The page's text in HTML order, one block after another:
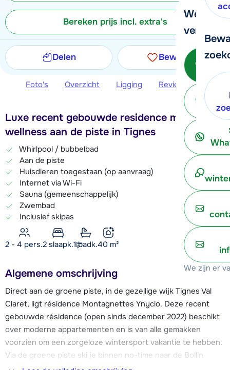
We
verder!
Bel
We zijn er
Bereken prijs incl. extra's
Delen Bewaren
Foto's Overzicht Ligging Reviews
Luxe recent gebouwde residence met
wellness aan de piste in Tignes
Whirlpool / bubbelbad
Aan de piste
Huisdieren toegestaan (op aanvraag)
Internet via Wi-Fi
Sauna (gemeenschappelijk)
Zwembad
Inclusief skipas
2 - 4 pers.2 slaapk.1 badk.40 m²
Algemene omschrijving
Direct aan de groene piste, in de gezellige wijk Tignes Val
Claret, ligt résidence Montagnettes Ynycio. Deze recent
gebouwde résidence (open sinds december 2022) beschikt
over moderne appartementen en is van alle gemakken
voorzien om een zorgeloze wintersport vakantie te hebben.
Via de groene piste ski je binnen no-time naar de Bollin
stoeltjeslift en de grote 116-persoons gondellift 'Grande